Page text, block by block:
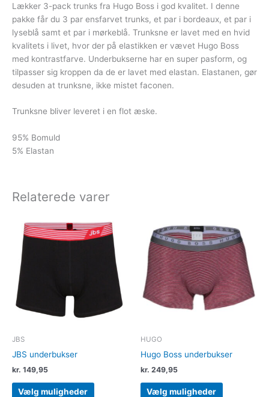
Lækker 3-pack trunks fra Hugo Boss i god kvalitet. I denne
pakke får du 3 par ensfarvet trunks, et par i bordeaux, et par i
lyseblå samt et par i mørkeblå. Trunksne er lavet med en hvid
kvalitets i livet, hvor der på elastikken er vævet Hugo Boss
med kontrastfarve. Underbukserne har en super pasform, og
tilpasser sig kroppen da de er lavet med elastan. Elastanen, gør
desuden at trunksne, ikke mistet faconen.
Trunksne bliver leveret i en flot æske.
95% Bomuld
5% Elastan
Relaterede varer
JBS
JBS underbukser
kr. 149,95
Vælg muligheder
vare
varianter.
Mulighederne
vælges
HUGO
Hugo Boss underbukser
kr. 249,95
Vælg muligheder
vare
har
flere
varianter.
kan
vælges